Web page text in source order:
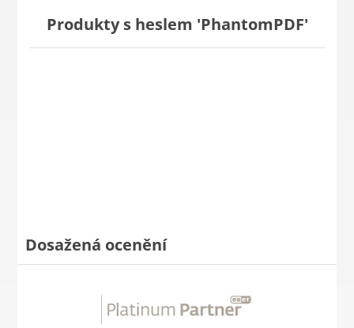
Produkty s heslem 'PhantomPDF'
Dosažená ocenění